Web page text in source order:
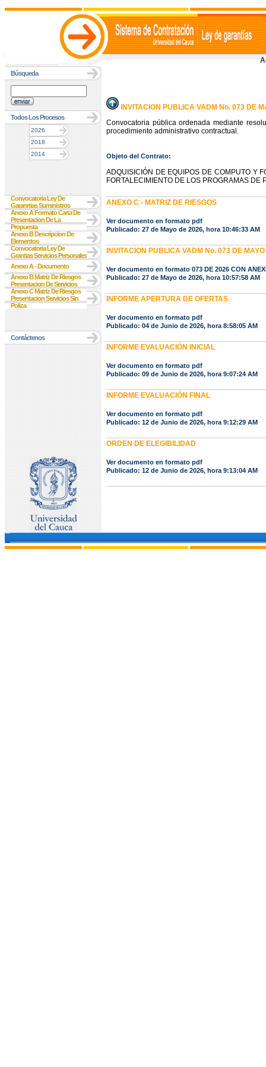
Búsqueda
Todos Los Procesos
2026
2018
2014
Convocatoria Ley De
Garanrtias Suministros
Anexo A Formato Carta De
Presentacion De La
Propuesta
Anexo B Descripcion De
Elementos
Convocatoria Ley De
Grantias Servicios Personales
Anexo A - Documento
Anexo B Matriz De Riesgos
Presentacion De Servicios
Anexo C Matriz De Riesgos
Presentacion Servicios Sin
Poliza
Contáctenos
INVITACION PUBLICA VADM No. 073 DE
Convocatoria pública ordenada mediante
procedimiento administrativo contractual.
Objeto del Contrato:
ADQUISICIÓN DE EQUIPOS DE COMPUTO Y
FORTALECIMIENTO DE LOS PROGRAMAS DE
ANEXO C - MATRIZ DE RIESGOS
Ver documento en formato pdf
Publicado: 27 de Mayo de 2026, hora 10:46:33 AM
INVITACION PUBLICA VADM No. 073 DE
Ver documento en formato 073 DE 2026 CON
Publicado: 27 de Mayo de 2026, hora 10:57:58 AM
INFORME APERTURA DE OFERTAS
Ver documento en formato pdf
Publicado: 04 de Junio de 2026, hora 8:58:05 AM
INFORME EVALUACIÓN INICIAL
Ver documento en formato pdf
Publicado: 09 de Junio de 2026, hora 9:07:24 AM
INFORME EVALUACIÓN FINAL
Ver documento en formato pdf
Publicado: 12 de Junio de 2026, hora 9:12:29 AM
ORDEN DE ELEGIBILIDAD
Ver documento en formato pdf
Publicado: 12 de Junio de 2026, hora 9:13:04 AM